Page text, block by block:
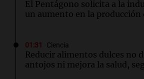
El Pentágono solicita a la
un aumento en la producción
01:31 Ciencia
Reducir alimentos dulces no
antojos ni mejora la salud,